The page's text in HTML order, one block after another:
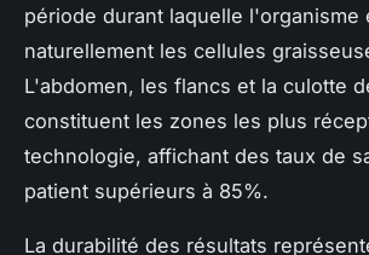
période durant laquelle l'organisme
naturellement les cellules
L'abdomen, les flancs et la culotte
constituent les zones les plus
technologie, affichant des taux de
patient supérieurs à 85%.
La durabilité des résultats